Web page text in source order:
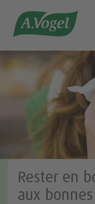

Rester en
aux